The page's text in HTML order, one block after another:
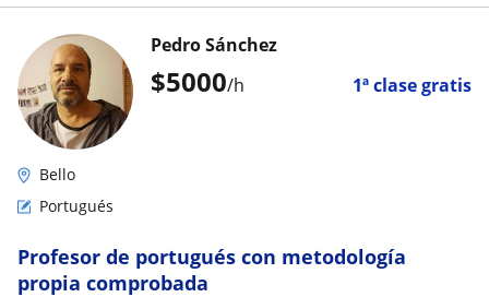
$5000/h 1ª clase gratis
Pedro Sánchez
Bello
Portugués
Profesor de portugués con metodología
propia comprobada